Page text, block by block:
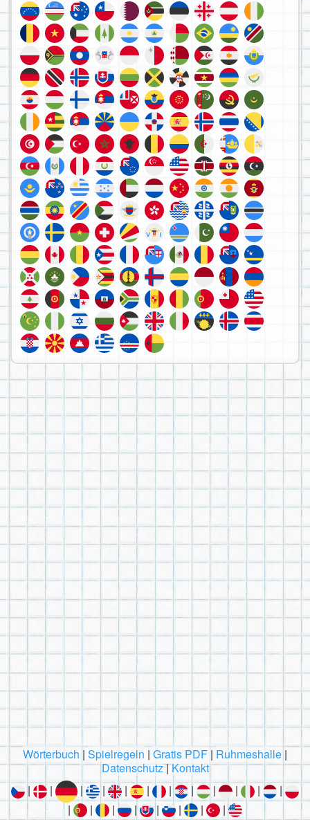
Wörterbuch | Spielregeln | Gratis PDF | Ruhmeshalle |
Datenschutz|Kontakt
|
| | | | | | | | | |
|
|
| | | | | | |